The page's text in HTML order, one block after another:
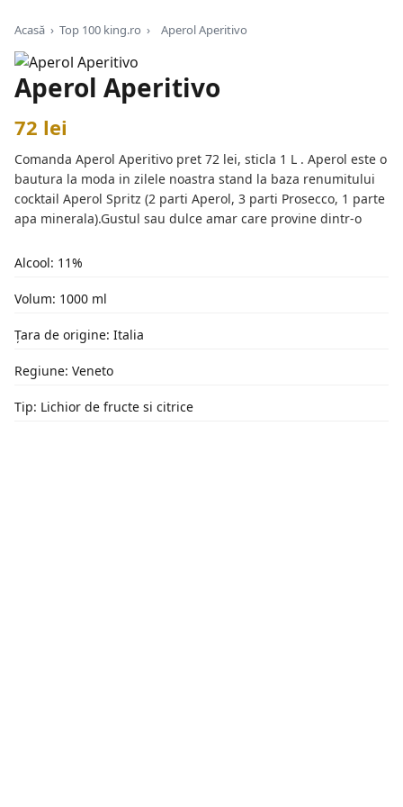
Acasă › Top 100 king.ro › Aperol Aperitivo
Aperol Aperitivo
72 lei
Comanda Aperol Aperitivo pret 72 lei, sticla 1 L . Aperol este o
bautura la moda in zilele noastra stand la baza renumitului
cocktail Aperol Spritz (2 parti Aperol, 3 parti Prosecco, 1 parte
apa minerala).Gustul sau dulce amar care provine dintr-o
Alcool: 11%
Volum: 1000 ml
Țara de origine: Italia
Regiune: Veneto
Tip: Lichior de fructe si citrice